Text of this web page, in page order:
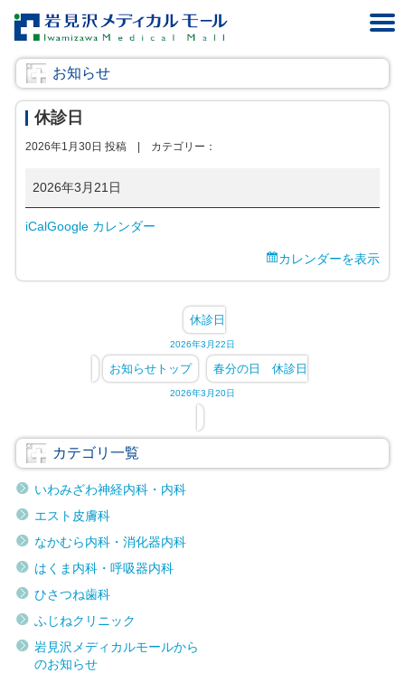
お知らせ
休診日
2026年1月30日 投稿 | カテゴリー：
日
2026年3月21日
iCalGoogle カレンダー
カレンダーを表示
休診日
2026年3月22日
お知らせトップ 春分の日 休診日
2026年3月20日
カテゴリ一覧
いわみざわ神経内科・内科
エスト皮膚科
なかむら内科・消化器内科
はくま内科・呼吸器内科
ひさつね歯科
ふじねクリニック
岩見沢メディカルモールから
のお知らせ